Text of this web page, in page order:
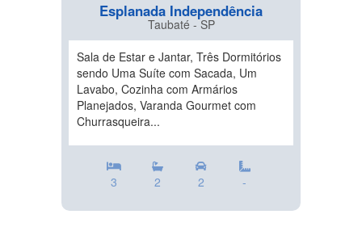
Esplanada Independência
Taubaté - SP
Sala de Estar e Jantar, Três Dormitórios
sendo Uma Suíte com Sacada, Um
Lavabo, Cozinha com Armários
Planejados, Varanda Gourmet com
Churrasqueira...
3 2 2 -